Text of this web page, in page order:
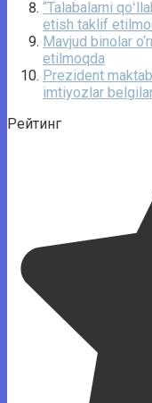
“Talabalarni
etish taklif
Mavjud binolar
etilmoqda
Prezident
imtiyozlar
Рейтинг